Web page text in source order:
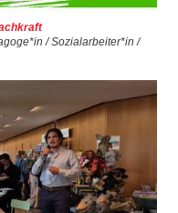
/ Sozialarbeiter*in /